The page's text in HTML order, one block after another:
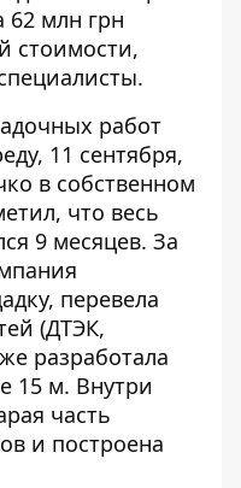
62 млн грн
стоимости,
работ
11 сентября,
в собственном
что весь
9 месяцев. За
перевела
(ДТЭК,
разработала
15 м. Внутри
часть
и построена